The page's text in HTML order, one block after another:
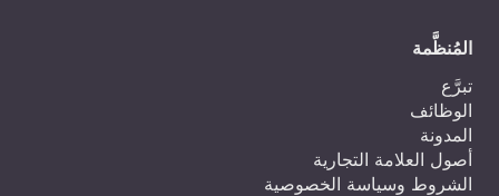
المُنظَّمة
تبرَّع
الوظائف
المدونة
أصول العلامة التجارية
الشروط وسياسة الخصوصية